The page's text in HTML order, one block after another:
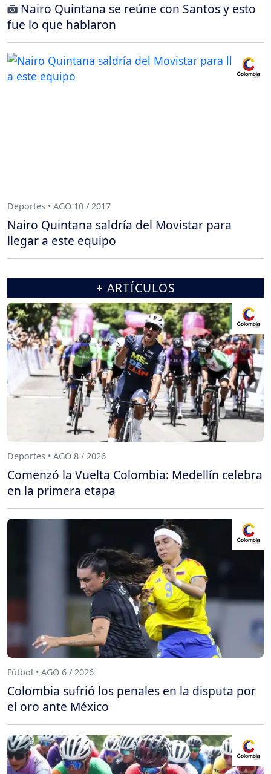
Nairo Quintana se reúne con Santos y esto
fue lo que hablaron
Deportes • AGO 10 / 2017
Nairo Quintana saldría del Movistar para
llegar a este equipo
+ ARTÍCULOS
Deportes • AGO 8 / 2026
Comenzó la Vuelta Colombia: Medellín celebra
en la primera etapa
Fútbol • AGO 6 / 2026
Colombia sufrió los penales en la disputa por
el oro ante México